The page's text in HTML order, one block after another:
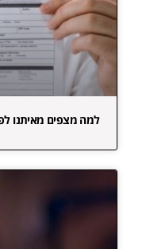
למה מצפים מאיתנו